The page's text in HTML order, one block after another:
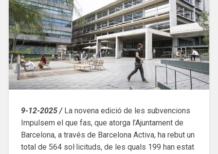
9-12-2025 /La novena edició de les subvencions
Impulsem el que fas, que atorga l’Ajuntament de
Barcelona, a través de Barcelona Activa, ha rebut un
total de 564 sol·licituds, de les quals 199 han estat